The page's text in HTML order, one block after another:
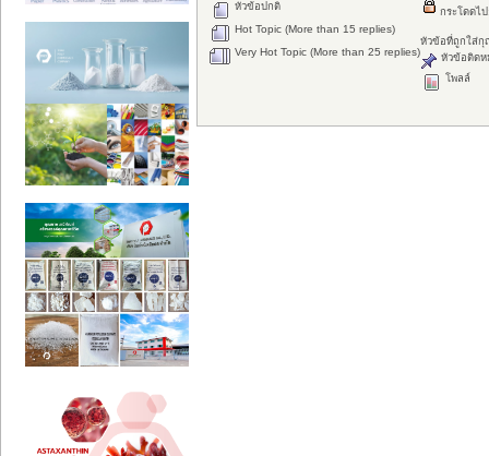
กระโดดไ
หัวข้อปกติ
Hot Topic (More than 15 replies)
Very Hot Topic (More than 25 replies)
หัวข้อที่ถูกใส่กุ
หัวข้อติดห
โพลล์